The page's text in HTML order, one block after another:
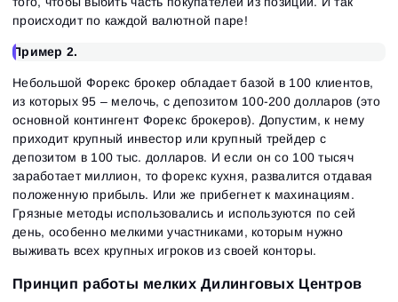
происходит по каждой валютной паре!
Пример 2.
Небольшой Форекс брокер обладает базой в 100 клиентов,
из которых 95 – мелочь, с депозитом 100-200 долларов (это
основной контингент Форекс брокеров). Допустим, к нему
приходит крупный инвестор или крупный трейдер с
депозитом в 100 тыс. долларов. И если он со 100 тысяч
заработает миллион, то форекс кухня, развалится отдавая
положенную прибыль. Или же прибегнет к махинациям.
Грязные методы использовались и используются по сей
день, особенно мелкими участниками, которым нужно
выживать всех крупных игроков из своей конторы.
Принцип работы мелких Дилинговых Центров